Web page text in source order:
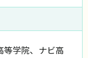
等学院、ナビ高